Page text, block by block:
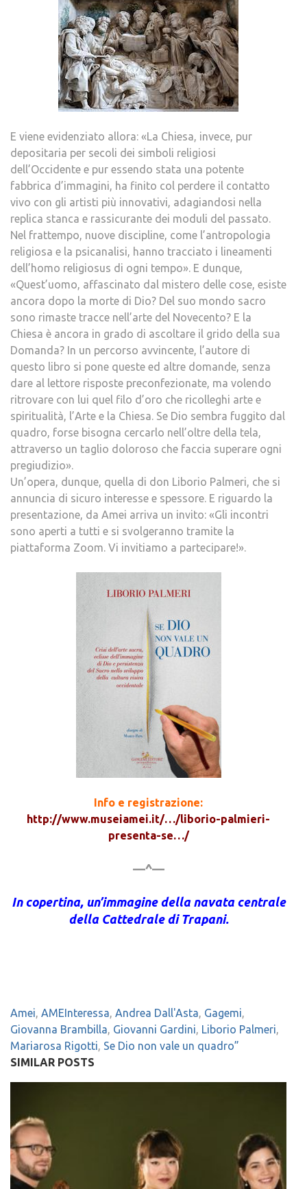
E viene evidenziato allora: «La Chiesa, invece, pur
depositaria per secoli dei simboli religiosi
dell’Occidente e pur essendo stata una potente
fabbrica d’immagini, ha finito col perdere il contatto
vivo con gli artisti più innovativi, adagiandosi nella
replica stanca e rassicurante dei moduli del passato.
Nel frattempo, nuove discipline, come l’antropologia
religiosa e la psicanalisi, hanno tracciato i lineamenti
dell’homo religiosus di ogni tempo». E dunque,
«Quest’uomo, affascinato dal mistero delle cose, esiste
ancora dopo la morte di Dio? Del suo mondo sacro
sono rimaste tracce nell’arte del Novecento? E la
Chiesa è ancora in grado di ascoltare il grido della sua
Domanda? In un percorso avvincente, l’autore di
questo libro si pone queste ed altre domande, senza
dare al lettore risposte preconfezionate, ma volendo
ritrovare con lui quel filo d’oro che ricolleghi arte e
spiritualità, l’Arte e la Chiesa. Se Dio sembra fuggito dal
quadro, forse bisogna cercarlo nell’oltre della tela,
attraverso un taglio doloroso che faccia superare ogni
pregiudizio».
Un’opera, dunque, quella di don Liborio Palmeri, che si
annuncia di sicuro interesse e spessore. E riguardo la
presentazione, da Amei arriva un invito: «Gli incontri
sono aperti a tutti e si svolgeranno tramite la
piattaforma Zoom. Vi invitiamo a partecipare!».
Info e registrazione:
http://www.museiamei.it/…/liborio-palmieri-
presenta-se…/
—^—
In copertina, un’immagine della navata centrale
della Cattedrale di Trapani.
Amei, AMEInteressa, Andrea Dall'Asta, Gagemi,
Giovanna Brambilla, Giovanni Gardini, Liborio Palmeri,
Mariarosa Rigotti, Se Dio non vale un quadro”
SIMILAR POSTS